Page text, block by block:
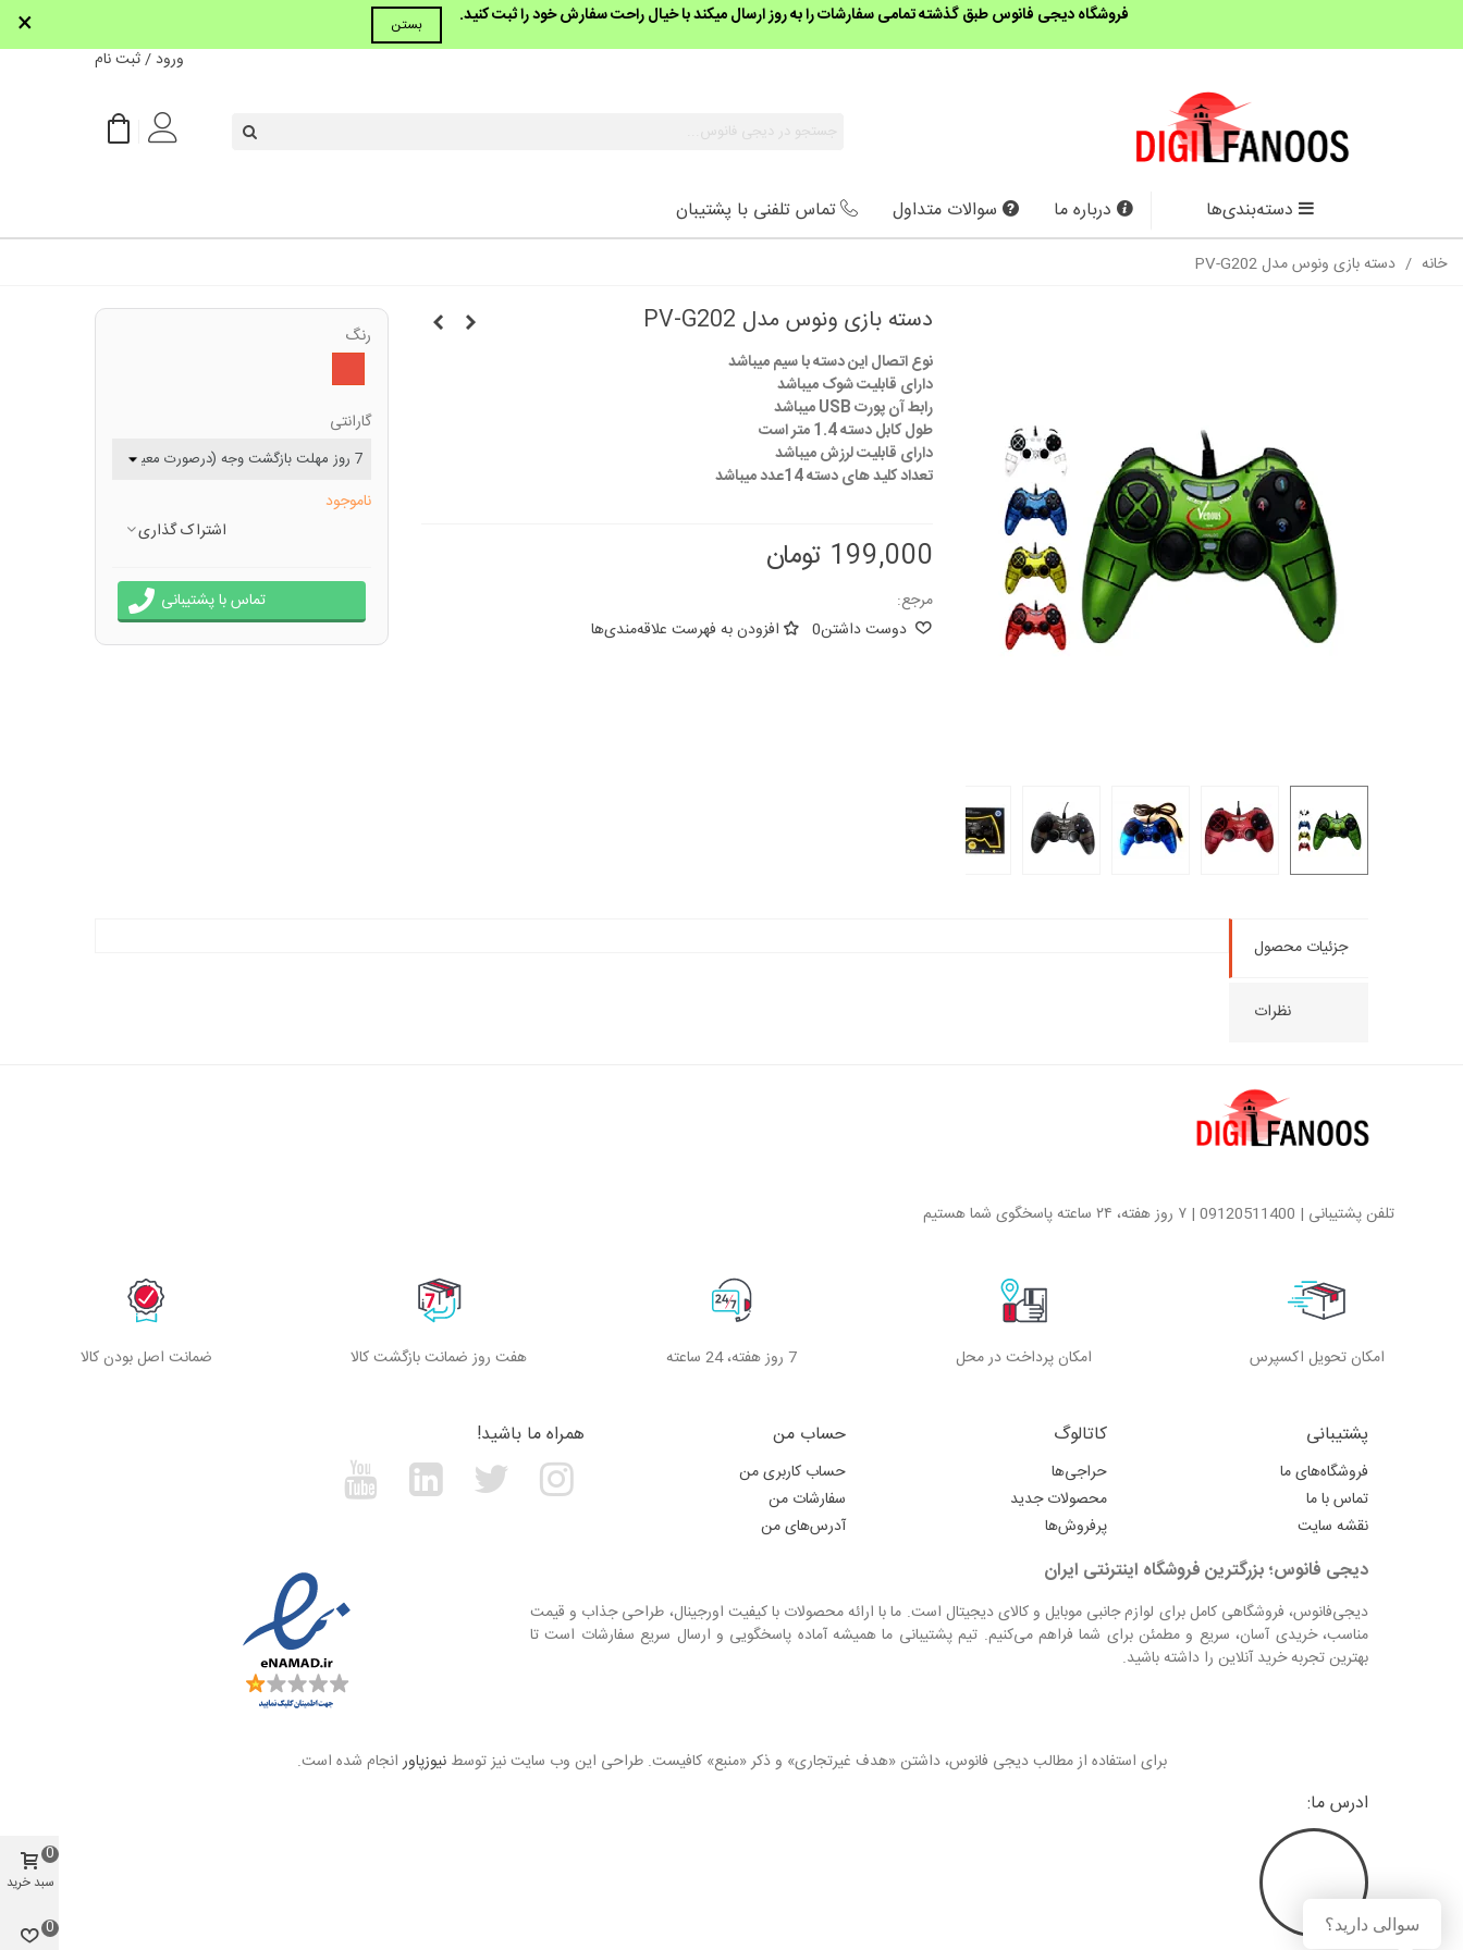
فروشگاه دیجی فانوس طبق گذشته تمامی سفارشات را به روز ارسال میکند با خیال راحت سفارش خود را ثبت کنید. بستن ×
ورود / ثبت نام
دسته‌بندی‌ها درباره ما سوالات متداول تماس تلفنی با پشتیبان
خانه / دسته بازی ونوس مدل PV-G202
دسته بازی ونوس مدل PV-G202
نوع اتصال این دسته با سیم میباشد
دارای قابلیت شوک میباشد
رابط آن پورت USB میباشد
طول کابل دسته 1.4 متر است
دارای قابلیت لرزش میباشد
تعداد کلید های دسته 14عدد میباشد
199,000 تومان
مرجع:
دوست داشتن0 افزودن به فهرست علاقه‌مندی‌ها
رنگ
گارانتی
ناموجود
اشتراک گذاری
تماس با پشتیبانی
جزئیات محصول
نظرات
تلفن پشتیبانی | 09120511400 | ۷ روز هفته، ۲۴ ساعته پاسخگوی شما هستیم
امکان تحویل اکسپرس امکان پرداخت در محل 7 روز هفته، 24 ساعته هفت روز ضمانت بازگشت کالا ضمانت اصل بودن کالا
پشتیبانی
فروشگاه‌های ما
تماس با ما
نقشه سایت
کاتالوگ
حراجی‌ها
محصولات جدید
پرفروش‌ها
حساب من
حساب کاربری من
سفارشات من
آدرس‌های من
همراه ما باشید!
دیجی فانوس؛ بزرگترین فروشگاه اینترنتی ایران
دیجی‌فانوس، فروشگاهی کامل برای لوازم جانبی موبایل و کالای دیجیتال است. ما با ارائه محصولات با کیفیت اورجینال، طراحی جذاب و قیمت
مناسب، خریدی آسان، سریع و مطمئن برای شما فراهم می‌کنیم. تیم پشتیبانی ما همیشه آماده پاسخگویی و ارسال سریع سفارشات است تا
بهترین تجربه خرید آنلاین را داشته باشید.
برای استفاده از مطالب دیجی فانوس، داشتن «هدف غیرتجاری» و ذکر «منبع» کافیست. طراحی این وب سایت نیز توسطنیوزپاورانجام شده است.
ادرس ما:
سبد خرید
0
0 سوالی دارید؟